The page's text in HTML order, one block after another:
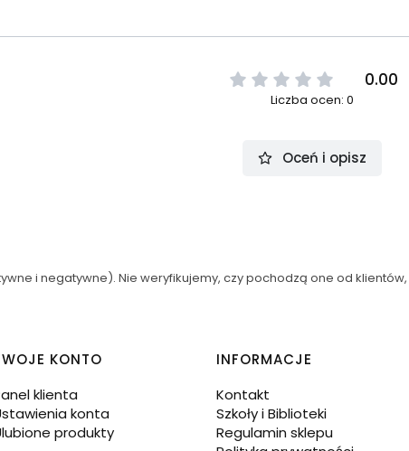
0.00
Liczba ocen: 0
Oceń i opisz
i negatywne). Nie weryfikujemy, czy pochodzą one od
KONTO
klienta
konta
produkty
INFORMACJE
Kontakt
Szkoły i Biblioteki
Regulamin sklepu